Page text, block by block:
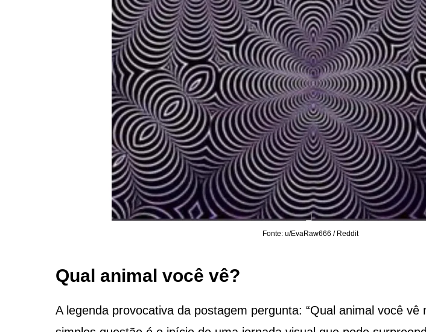
Fonte: u/EvaRaw666 / Reddit
Qual animal você vê?
A legenda provocativa da postagem pergunta: “Qual animal você vê